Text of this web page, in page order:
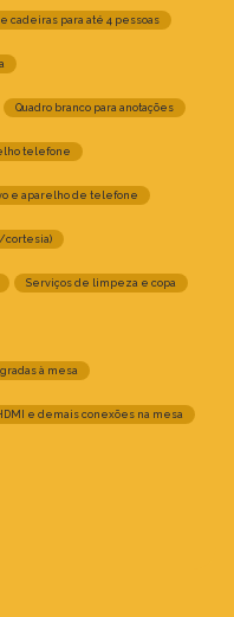
cadeiras para até 4 pessoas
Quadro branco para anotações
telefone
e aparelho de telefone
cortesia)
Serviços de limpeza e copa
à mesa
e demais conexões na mesa